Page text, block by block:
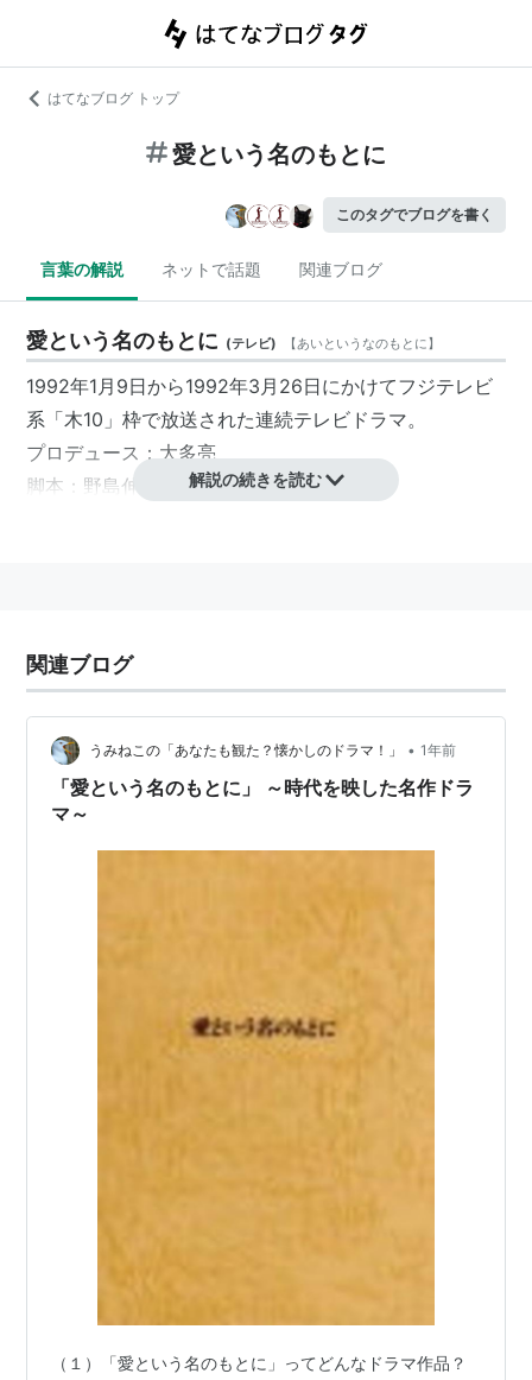
はてなブログ トップ
愛という名のもとに
このタグでブログを書く
言葉の解説 ネットで話題 関連ブログ
愛という名のもとに (テレビ) 【あいというなのもとに】
1992年1月9日から1992年3月26日にかけてフジテレビ
系「木10 」枠で放送された連続テレビドラマ。
プロデュース：大多亮
脚本： 野島伸司
雷太、森本レオ
里、山本耕史
解説の続きを読む
関連ブログ
うみねこの「あなたも観た？懐かしのドラマ！」 • 1年前
「愛という名のもとに」 ～時代を映した名作ドラ
マ～
（１）「愛という名のもとに」ってどんなドラマ作品？